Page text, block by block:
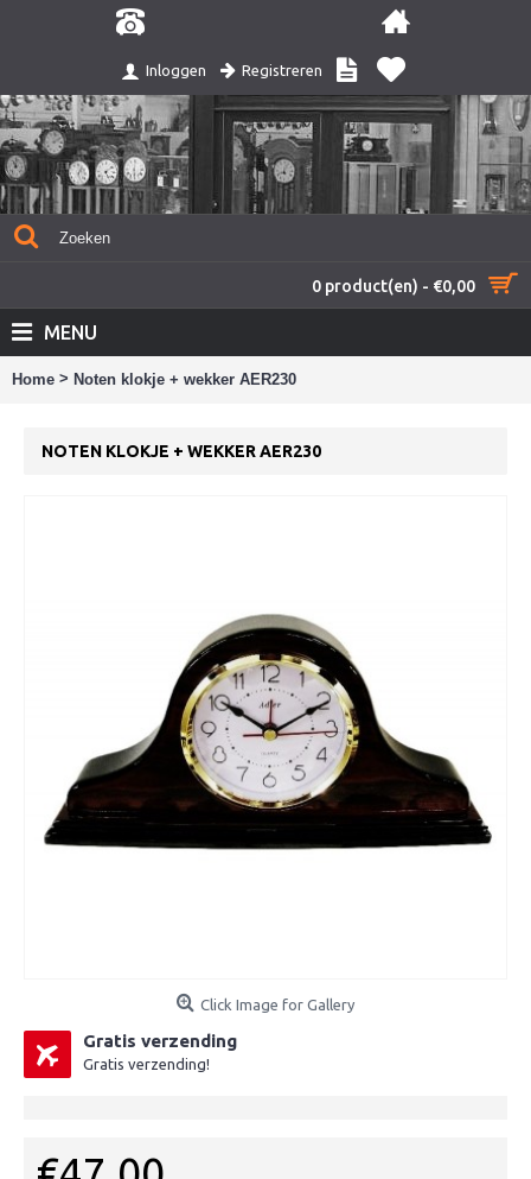
Inloggen Registreren
0 product(en) - €0,00
MENU
Home > Noten klokje + wekker AER230
NOTEN KLOKJE + WEKKER AER230
Click Image for Gallery
Gratis verzending
Gratis verzending!